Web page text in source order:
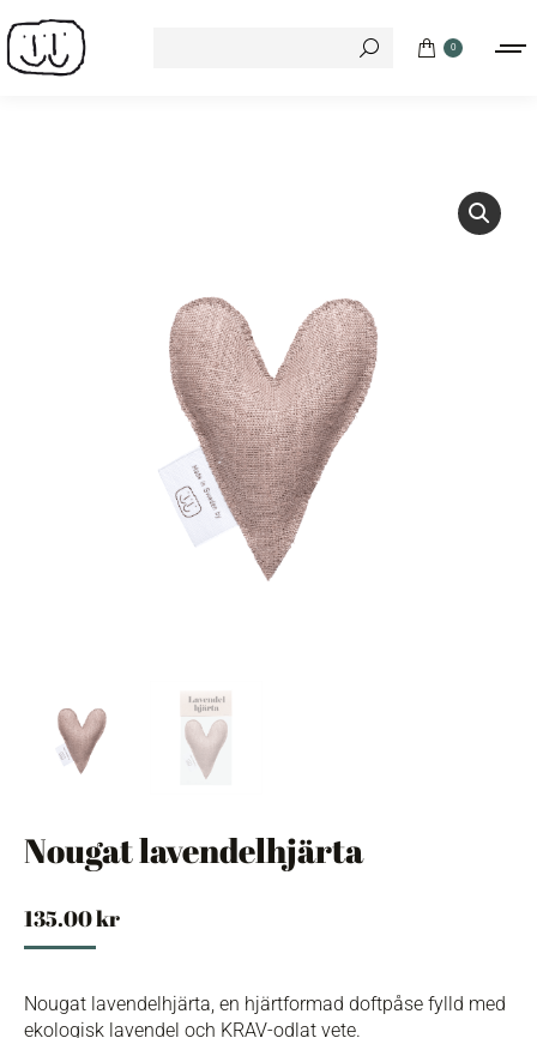
0
Nougat lavendelhjärta
135.00kr
Nougat lavendelhjärta, en hjärtformad doftpåse fylld med
ekologisk lavendel och KRAV-odlat vete.